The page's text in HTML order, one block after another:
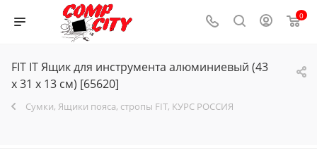
0
FIT IT Ящик для инструмента алюминиевый (43
х 31 х 13 см) [65620]
Сумки, Ящики пояса, стропы FIT, КУРС РОССИЯ